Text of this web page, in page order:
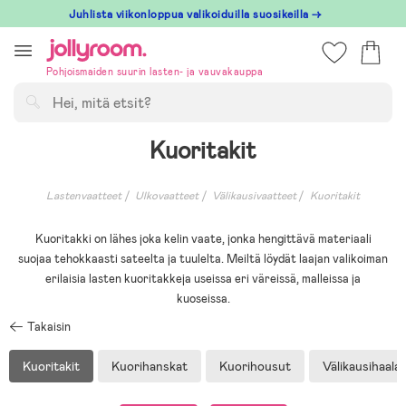
till
innehållet
Juhlista viikonloppua valikoiduilla suosikeilla →
Pohjoismaiden suurin lasten- ja vauvakauppa
Kuoritakit
Lastenvaatteet Ulkovaatteet Välikausivaatteet Kuoritakit
Kuoritakki on lähes joka kelin vaate, jonka hengittävä materiaali
suojaa tehokkaasti sateelta ja tuulelta. Meiltä löydät laajan valikoiman
erilaisia lasten kuoritakkeja useissa eri väreissä, malleissa ja
kuoseissa.
Takaisin
Kuoritakit Kuorihanskat Kuorihousut